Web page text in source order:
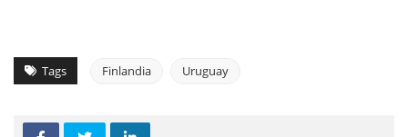
Tags Finlandia Uruguay